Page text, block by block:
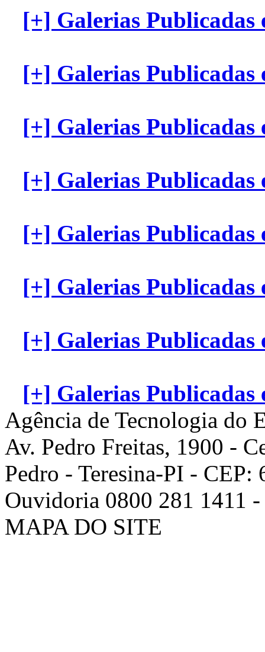
[+] Galerias Publicadas
[+] Galerias Publicadas
[+] Galerias Publicadas
[+] Galerias Publicadas
[+] Galerias Publicadas
[+] Galerias Publicadas
[+] Galerias Publicadas
[+] Galerias Publicadas
Agência de Tecnologia do
Av. Pedro Freitas, 1900 -
Pedro - Teresina-PI - CEP:
Ouvidoria 0800 281 1411
MAPA DO SITE